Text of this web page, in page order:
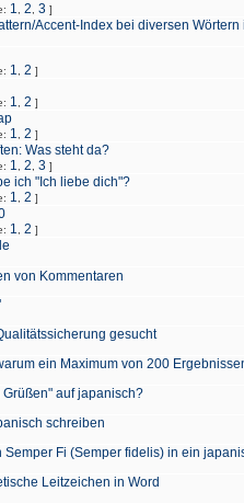
1 2 3 ]
Accent-Index bei diversen
1 2 ]
1 2 ]
1 2 ]
Was steht da?
1 2 3 ]
ich "Ich liebe dich"?
1 2 ]
1 2 ]
von Kommentaren
gesucht
ein Maximum von 200
auf japanisch?
schreiben
Semper Fi (Semper fidelis) in ein
Leitzeichen in Word